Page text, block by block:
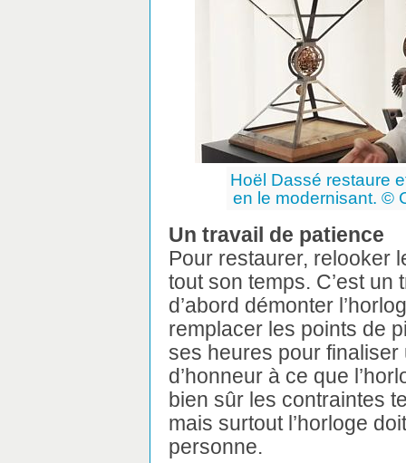
Hoël Dassé restaure
en le modernisant. ©
Un travail de patience
Pour restaurer, relooker
tout son temps. C’est un
d’abord démonter
remplacer les points de
ses heures pour finaliser
d’honneur à ce que
bien sûr les contraintes
mais surtout l’horloge
personne.